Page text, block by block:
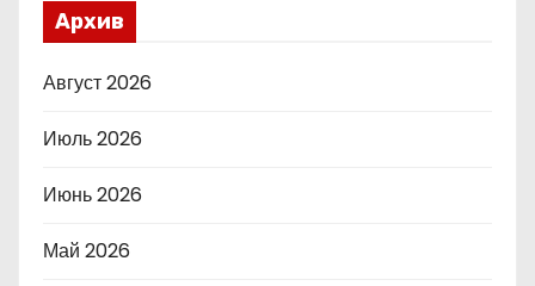
Архив
Август 2026
Июль 2026
Июнь 2026
Май 2026